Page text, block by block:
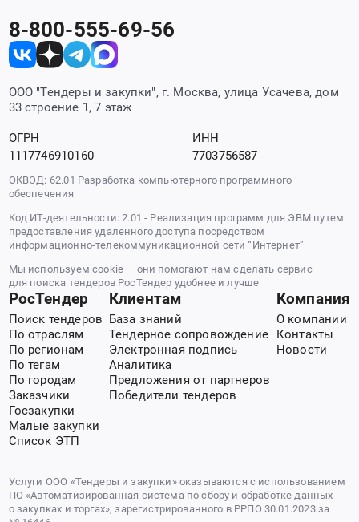
8-800-555-69-56
ООО "Тендеры и закупки", г. Москва, улица Усачева, дом
33 строение 1, 7 этаж
ОГРН
1117746910160
ИНН
7703756587
ОКВЭД: 62.01 Разработка компьютерного программного
обеспечения
Код ИТ-деятельности: 2.01 - Реализация программ для ЭВМ путем
предоставления удаленного доступа посредством
информационно-телекоммуникационной сети “Интернет”
Мы используем cookie — они помогают нам сделать сервис
для поиска тендеров РосТендер удобнее и лучше
РосТендер
Поиск тендеров
По отраслям
По регионам
По тегам
По городам
Заказчики
Госзакупки
Малые закупки
Список ЭТП
Клиентам
База знаний
Тендерное сопровождение
Электронная подпись
Аналитика
Предложения от партнеров
Победители тендеров
Компания
О компании
Контакты
Новости
Услуги ООО «Тендеры и закупки» оказываются с использованием
ПО «Автоматизированная система по сбору и обработке данных
о закупках и торгах», зарегистрированного в РРПО 30.01.2023 за